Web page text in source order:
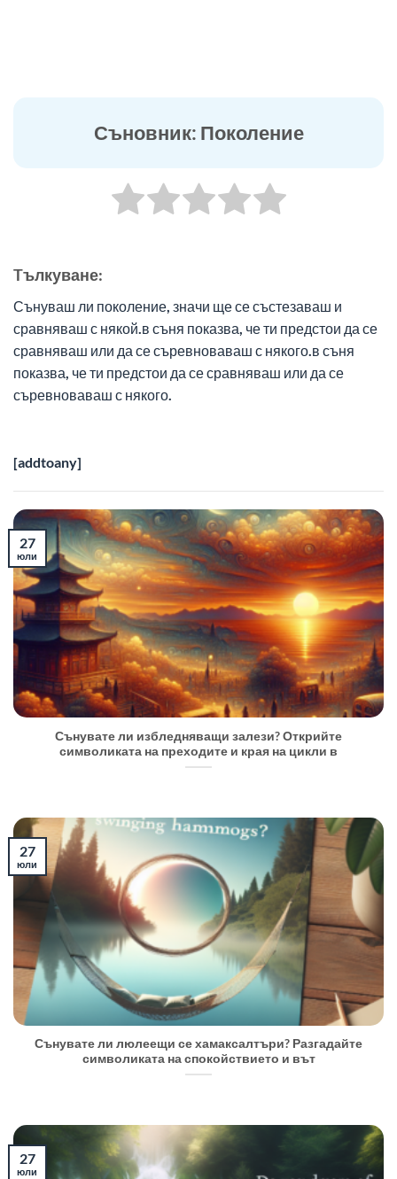
Съновник: Поколение
Tълкуване:
Сънуваш ли поколение, значи ще се състезаваш и
сравняваш с някой.в съня показва, че ти предстои да се
сравняваш или да се съревноваваш с някого.в съня
показва, че ти предстои да се сравняваш или да се
съревноваваш с някого.
[addtoany]
Сънувате ли избледняващи залези? Открийте
символиката на преходите и края на цикли в
27
юли
Сънувате ли люлеещи се хамаксалтъри? Разгадайте
символиката на спокойствието и вът
27
юли
27
юли